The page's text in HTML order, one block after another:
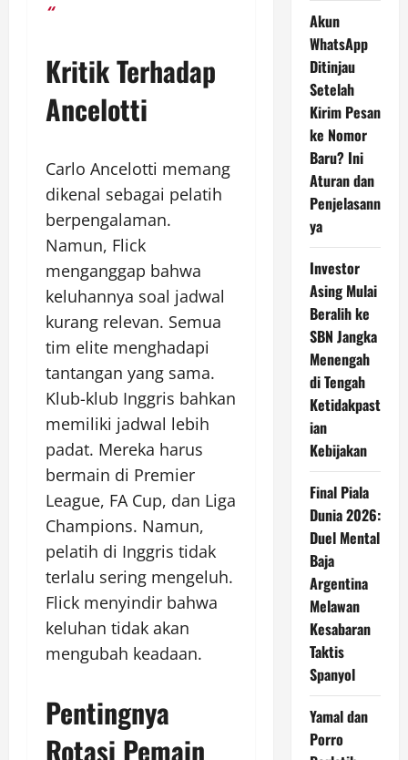
“
Kritik Terhadap
Ancelotti
Carlo Ancelotti memang
dikenal sebagai pelatih
berpengalaman.
Namun, Flick
menganggap bahwa
keluhannya soal jadwal
kurang relevan. Semua
tim elite menghadapi
tantangan yang sama.
Klub-klub Inggris bahkan
memiliki jadwal lebih
padat. Mereka harus
bermain di Premier
League, FA Cup, dan Liga
Champions. Namun,
pelatih di Inggris tidak
terlalu sering mengeluh.
Flick menyindir bahwa
keluhan tidak akan
mengubah keadaan.
Pentingnya
Rotasi Pemain
Akun
WhatsApp
Ditinjau
Setelah
Kirim Pesan
ke Nomor
Baru? Ini
Aturan dan
Penjelasann
ya
Investor
Asing Mulai
Beralih ke
SBN Jangka
Menengah
di Tengah
Ketidakpast
ian
Kebijakan
Final Piala
Dunia 2026:
Duel Mental
Baja
Argentina
Melawan
Kesabaran
Taktis
Spanyol
Yamal dan
Porro